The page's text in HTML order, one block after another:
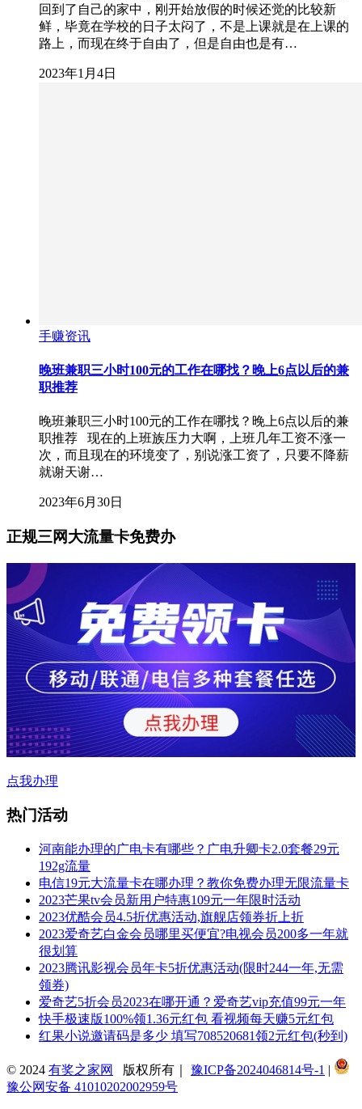
回到了自己的家中，刚开始放假的时候还觉的比较新
鲜，毕竟在学校的日子太闷了，不是上课就是在上课的
路上，而现在终于自由了，但是自由也是有…
2023年1月4日
手赚资讯
晚班兼职三小时100元的工作在哪找？晚上6点以后的兼
职推荐
晚班兼职三小时100元的工作在哪找？晚上6点以后的兼
职推荐 现在的上班族压力大啊，上班几年工资不涨一
次，而且现在的环境变了，别说涨工资了，只要不降薪
就谢天谢…
2023年6月30日
正规三网大流量卡免费办
点我办理
热门活动
河南能办理的广电卡有哪些？广电升卿卡2.0套餐29元
192g流量
电信19元大流量卡在哪办理？教你免费办理无限流量卡
2023芒果tv会员新用户特惠109元一年限时活动
2023优酷会员4.5折优惠活动,旗舰店领券折上折
2023爱奇艺白金会员哪里买便宜?电视会员200多一年就
很划算
2023腾讯影视会员年卡5折优惠活动(限时244一年,无需
领券)
爱奇艺5折会员2023在哪开通？爱奇艺vip充值99元一年
快手极速版100%领1.36元红包 看视频每天赚5元红包
红果小说邀请码是多少 填写708520681领2元红包(秒到)
© 2024 有奖之家网 版权所有｜ 豫ICP备2024046814号-1 |
豫公网安备 41010202002959号